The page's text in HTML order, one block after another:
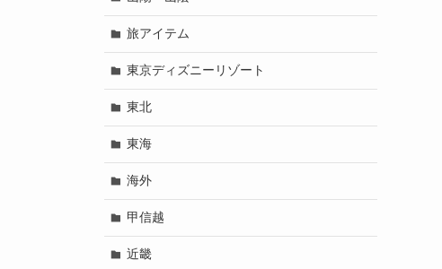
旅アイテム
東京ディズニーリゾート
東北
東海
海外
甲信越
近畿